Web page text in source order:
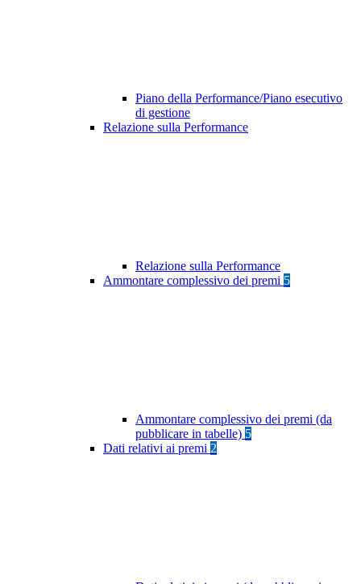
Piano della Performance/Piano esecutivo
di gestione
Relazione sulla Performance
Relazione sulla Performance
Ammontare complessivo dei premi 5
Ammontare complessivo dei premi (da
pubblicare in tabelle) 5
Dati relativi ai premi 2